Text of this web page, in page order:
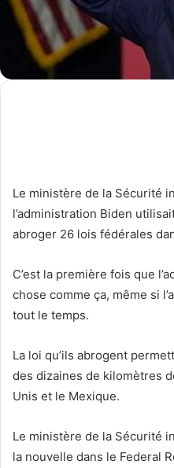
Le ministère de la Sécurité
l’administration Biden
abroger 26 lois fédérales
C’est la première fois que
chose comme ça, même si
tout le temps.
La loi qu’ils abrogent
des dizaines de kilomètres
Unis et le Mexique.
Le ministère de la Sécurité
la nouvelle dans le Federal